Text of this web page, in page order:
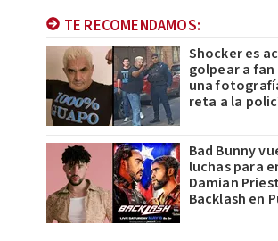
TE RECOMENDAMOS:
Shocker es
golpear a
una
reta a la
Bad Bunny
luchas para
Damian
Backlash en